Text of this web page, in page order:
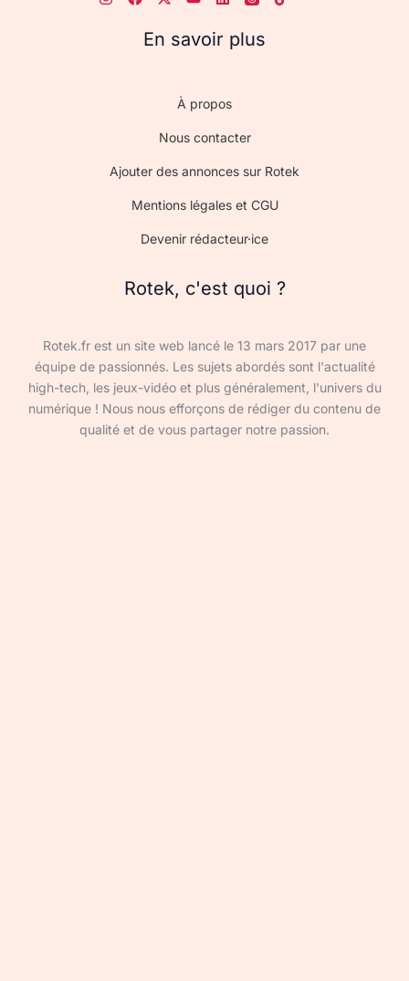
En savoir plus
À propos
Nous contacter
Ajouter des annonces sur Rotek
Mentions légales et CGU
Devenir rédacteur·ice
Rotek, c'est quoi ?
Rotek.fr est un site web lancé le 13 mars 2017 par une
équipe de passionnés. Les sujets abordés sont l'actualité
high-tech, les jeux-vidéo et plus généralement, l'univers du
numérique ! Nous nous efforçons de rédiger du contenu de
qualité et de vous partager notre passion.